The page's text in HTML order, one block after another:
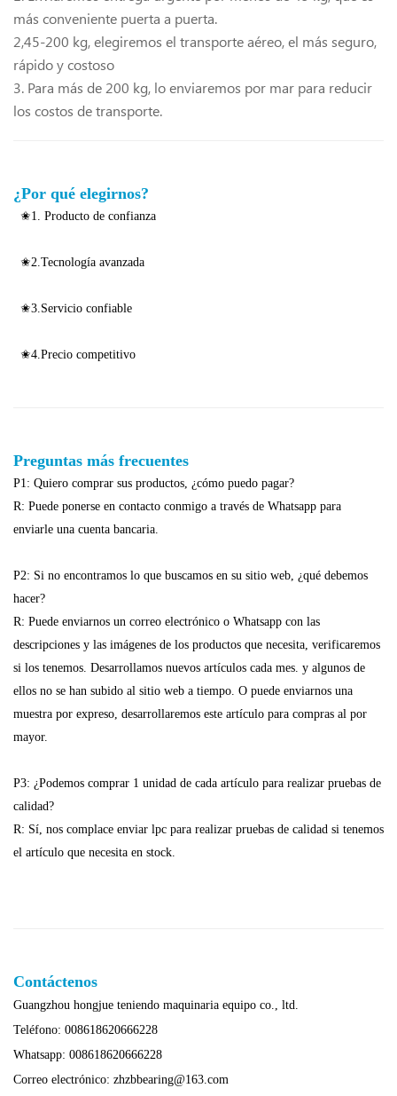
más conveniente puerta a puerta.
2,45-200 kg, elegiremos el transporte aéreo, el más seguro,
rápido y costoso
3. Para más de 200 kg, lo enviaremos por mar para reducir
los costos de transporte.
¿Por qué elegirnos?
✬1. Producto de confianza
✬2.Tecnología avanzada
✬3.Servicio confiable
✬4.Precio competitivo
Preguntas más frecuentes
P1: Quiero comprar sus productos, ¿cómo puedo pagar?
R: Puede ponerse en contacto conmigo a través de Whatsapp para
enviarle una cuenta bancaria.
P2: Si no encontramos lo que buscamos en su sitio web, ¿qué debemos
hacer?
R: Puede enviarnos un correo electrónico o Whatsapp con las
descripciones y las imágenes de los productos que necesita, verificaremos
si los tenemos. Desarrollamos nuevos artículos cada mes. y algunos de
ellos no se han subido al sitio web a tiempo. O puede enviarnos una
muestra por expreso, desarrollaremos este artículo para compras al por
mayor.
P3: ¿Podemos comprar 1 unidad de cada artículo para realizar pruebas de
calidad?
R: Sí, nos complace enviar lpc para realizar pruebas de calidad si tenemos
el artículo que necesita en stock.
Contáctenos
Guangzhou hongjue teniendo maquinaria equipo co., ltd.
Teléfono: 008618620666228
Whatsapp: 008618620666228
Correo electrónico: zhzbbearing@163.com